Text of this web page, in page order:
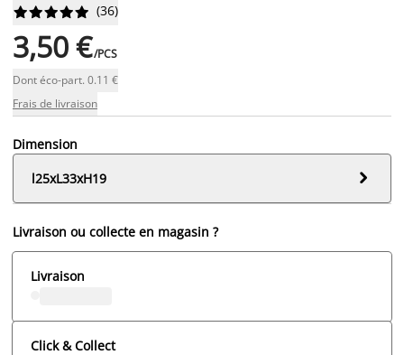





 (36)
3,50 €/PCS
Dont éco-part. 0.11 €
Frais de livraison
Dimension
l25xL33xH19

Livraison ou collecte en magasin ?
Livraison
Click & Collect